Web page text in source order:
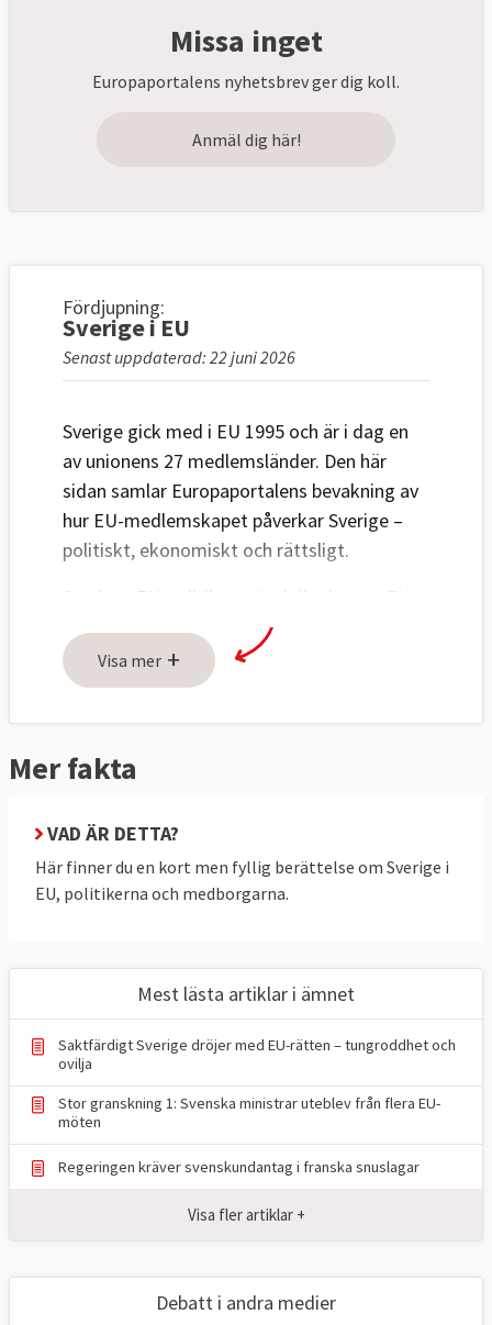
Missa inget
Europaportalens nyhetsbrev ger dig koll.
Anmäl dig här!
Fördjupning:
Sverige i EU
Senast uppdaterad: 22 juni 2026
Sverige gick med i EU 1995 och är i dag en
av unionens 27 medlemsländer. Den här
sidan samlar Europaportalens bevakning av
hur EU-medlemskapet påverkar Sverige –
politiskt, ekonomiskt och rättsligt.
Sveriges EU-politik avgörs i riksdagens EU-
nämndoch den svenska regeringen för
Sveriges talan i EU:s råd. Även
Europaparlamentariker
I regeringsförklaringen
upprepade statsminister Ulf Kristersson (M)
tidigare statsministrars uttalanden om EU:s
– Det europeiska samarbetet och dess
värdegemenskap är viktigare än någonsin –
för Sveriges säkerhet, konkurrenskraft,
klimatarbete och globala inflytande, sade
statsminister Ulf Kristersson (M) i
Sveriges viktigaste utrikes- och
Visa mer +
Mer fakta
VAD ÄR DETTA?
Här finner du en kort men fyllig berättelse om Sverige i
EU, politikerna och medborgarna.
Mest lästa artiklar i ämnet
Saktfärdigt Sverige dröjer med EU-rätten – tungroddhet och
ovilja
Stor granskning 1: Svenska ministrar uteblev från flera EU-
möten
Regeringen kräver svenskundantag i franska snuslagar
Visa fler artiklar +
Debatt i andra medier